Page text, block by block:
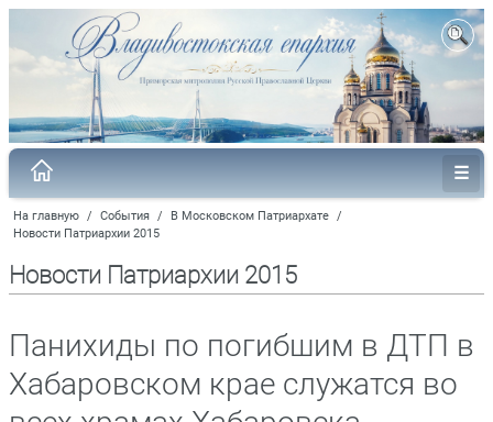
На главную / События / В Московском Патриархате /
Новости Патриархии 2015
Новости Патриархии 2015
Панихиды по погибшим в ДТП в
Хабаровском крае служатся во